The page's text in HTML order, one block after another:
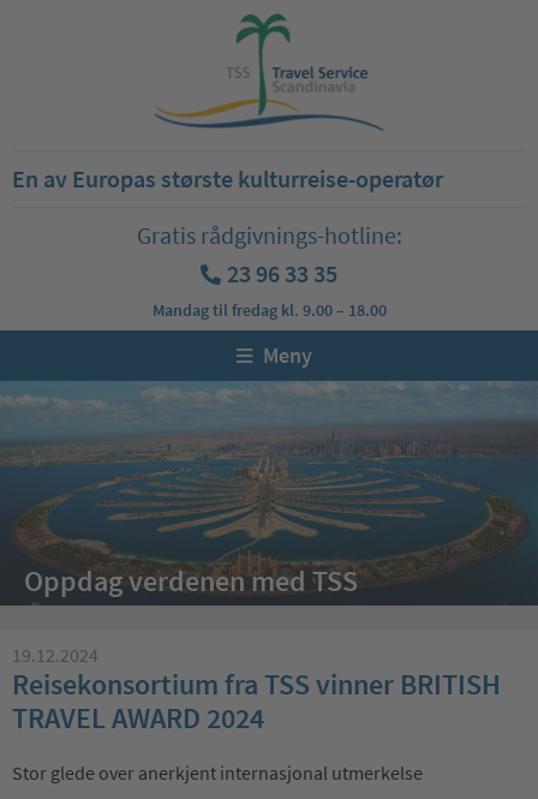
En av Europas største kulturreise-operatør
Gratis rådgivnings-hotline:
23 96 33 35
Mandag til fredag kl. 9.00 – 18.00
Meny
Oppdag verdenen med TSS
19.12.2024
Reisekonsortium fra TSS vinner BRITISH
TRAVEL AWARD 2024
Stor glede over anerkjent internasjonal utmerkelse